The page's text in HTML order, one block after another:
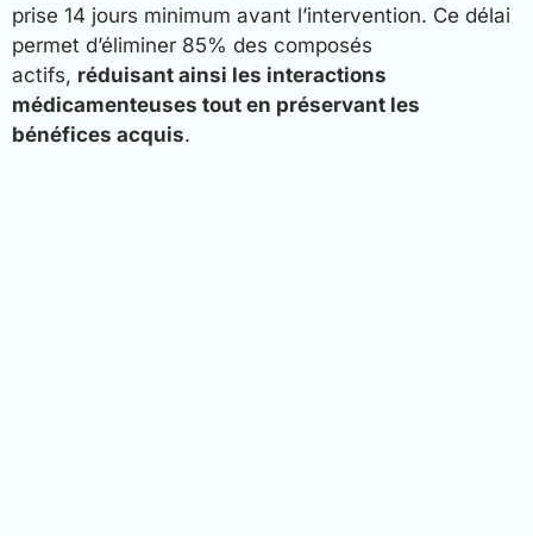
prise 14 jours minimum avant l’intervention. Ce délai
permet d’éliminer 85% des composés
actifs, réduisant ainsi les interactions
médicamenteuses tout en préservant les
bénéfices acquis.